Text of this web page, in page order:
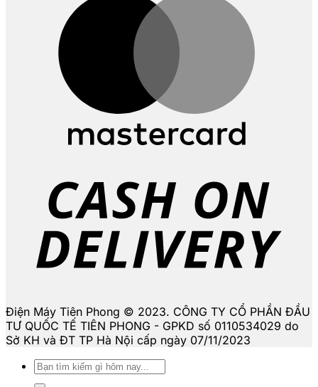
Điện Máy Tiên Phong © 2023. CÔNG TY CỔ PHẦN ĐẦU
TƯ QUỐC TẾ TIÊN PHONG - GPKD số 0110534029 do
Sở KH và ĐT TP Hà Nội cấp ngày 07/11/2023
Tìm
kiếm: